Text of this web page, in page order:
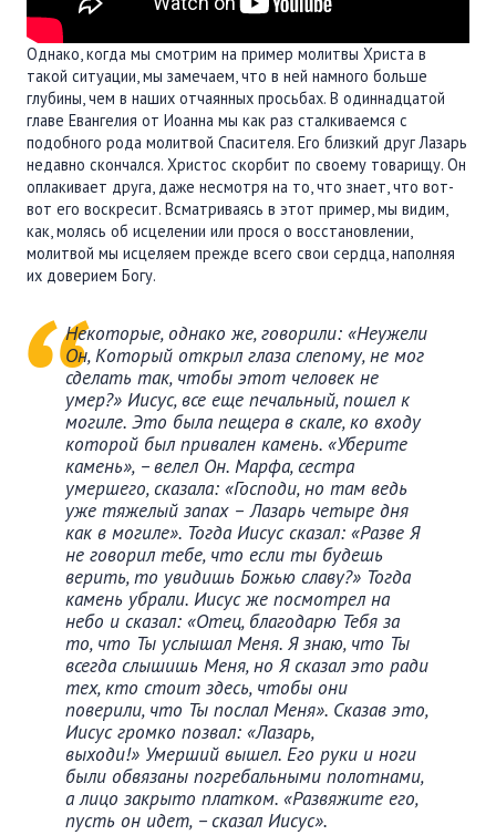
Однако, когда мы смотрим на пример молитвы Христа в
такой ситуации, мы замечаем, что в ней намного больше
глубины, чем в наших отчаянных просьбах. В одиннадцатой
главе Евангелия от Иоанна мы как раз сталкиваемся с
подобного рода молитвой Спасителя. Его близкий друг Лазарь
недавно скончался. Христос скорбит по своему товарищу. Он
оплакивает друга, даже несмотря на то, что знает, что вот-
вот его воскресит. Всматриваясь в этот пример, мы видим,
как, молясь об исцелении или прося о восстановлении,
молитвой мы исцеляем прежде всего свои сердца, наполняя
их доверием Богу.
Некоторые, однако же, говорили: «Неужели
Он, Который открыл глаза слепому, не мог
сделать так, чтобы этот человек не
умер?» Иисус, все еще печальный, пошел к
могиле. Это была пещера в скале, ко входу
которой был привален камень. «Уберите
камень», – велел Он. Марфа, сестра
умершего, сказала: «Господи, но там ведь
уже тяжелый запах – Лазарь четыре дня
как в могиле». Тогда Иисус сказал: «Разве Я
не говорил тебе, что если ты будешь
верить, то увидишь Божью славу?» Тогда
камень убрали. Иисус же посмотрел на
небо и сказал: «Отец, благодарю Тебя за
то, что Ты услышал Меня. Я знаю, что Ты
всегда слышишь Меня, но Я сказал это ради
тех, кто стоит здесь, чтобы они
поверили, что Ты послал Меня». Сказав это,
Иисус громко позвал: «Лазарь,
выходи!» Умерший вышел. Его руки и ноги
были обвязаны погребальными полотнами,
а лицо закрыто платком. «Развяжите его,
пусть он идет, – сказал Иисус».